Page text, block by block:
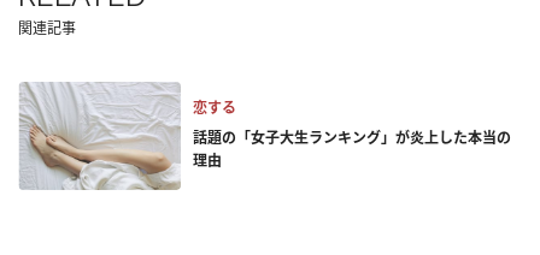
関連記事
恋する
話題の「女子大生ランキング」が炎上した本当の
理由